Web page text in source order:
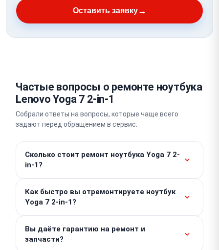
Оставить заявку→
Частые вопросы о ремонте ноутбука
Lenovo Yoga 7 2-in-1
Собрали ответы на вопросы, которые чаще всего
задают перед обращением в сервис.
Сколько стоит ремонт ноутбука Yoga 7 2-
in-1?
складывается из стоимости запчастей и
сложности конкретной поломки. Точную сумму мы
называем после бесплатной диагностики, скрытых
доплат у нас нет.
Как быстро вы отремонтируете ноутбук
Yoga 7 2-in-1?
или клавиатуры выполняются в день обращения за
один или два часа. Сложный платовый ремонт
Вы даёте гарантию на ремонт и
запчасти?